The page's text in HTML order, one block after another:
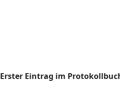
Erster Eintrag im